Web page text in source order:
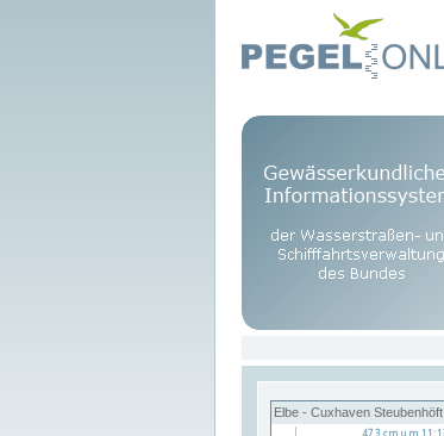
Elbe - Cuxhaven Steubenhöft